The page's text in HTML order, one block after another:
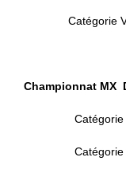
Catégorie
Championnat MX
Catégorie
Catégorie